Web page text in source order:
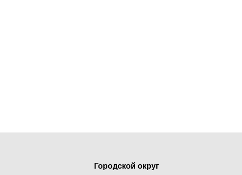
Городской округ